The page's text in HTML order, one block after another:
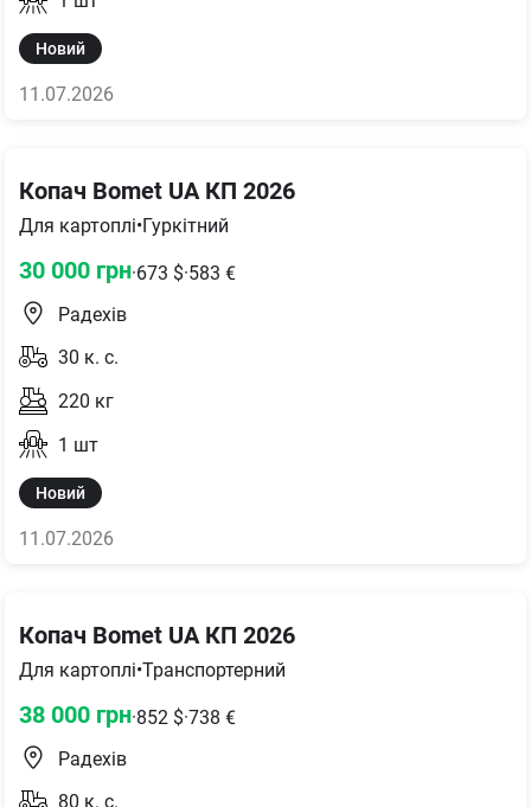
Новий
11.07.2026
Копач Bomet UA КП 2026
Для картоплі•Гуркітний
30 000 грн·673 $·583 €
Радехів
30 к. с.
220 кг
1 шт
Новий
11.07.2026
Копач Bomet UA КП 2026
Для картоплі•Транспортерний
38 000 грн·852 $·738 €
Радехів
80 к. с.